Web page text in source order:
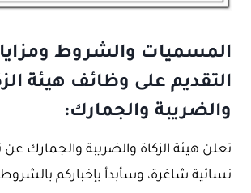
المسميات والشروط
التقديم على وظائف هيئة
والضريبة والجمارك:
نسائية شاغرة، وسأبدأ بإخباركم